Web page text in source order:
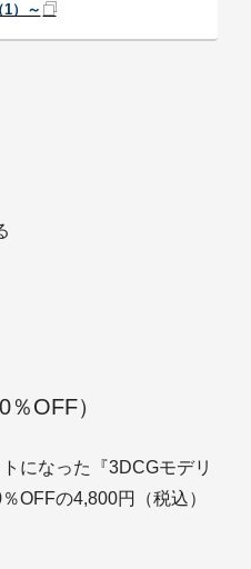
1）～
OFF）
になった『3DCGモデリ
OFFの4,800円（税込）